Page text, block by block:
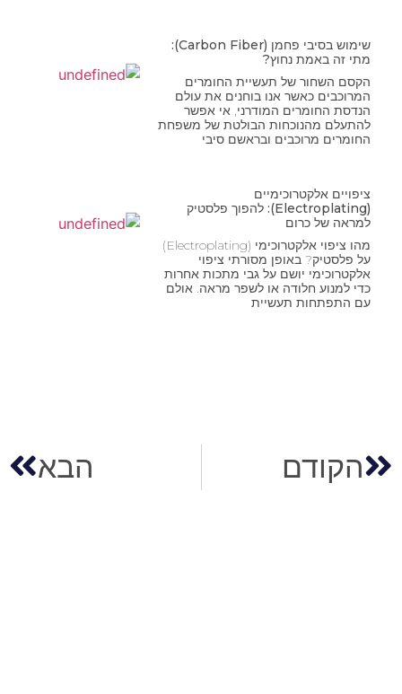
שימוש בסיבי פחמן (Carbon Fiber):
מתי זה באמת נחוץ?
הקסם השחור של תעשיית החומרים
המרוכבים כאשר אנו בוחנים את עולם
הנדסת החומרים המודרני, אי אפשר
להתעלם מהנוכחות הבולטת של משפחת
החומרים מרוכבים ובראשם סיבי
ציפויים אלקטרוכימיים
(Electroplating): להפוך פלסטיק
למראה של כרום
מהו ציפוי אלקטרוכימי (Electroplating)
על פלסטיק? באופן מסורתי ציפוי
אלקטרוכימי יושם על גבי מתכות אחרות
כדי למנוע חלודה או לשפר מראה. אולם
עם התפתחות תעשיית
הקודם הבא